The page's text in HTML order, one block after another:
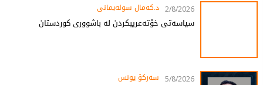
2/8/2026 د.کەمال سولەیمانی
سیاسەتی خۆتەعریبکردن لە باشووری کوردستان
5/8/2026 سەرکۆ یونس